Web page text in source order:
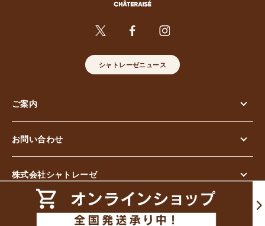
シャトレーゼニュース
ご案内
お問い合わせ
株式会社シャトレーゼ
© Chateraise Co.,Ltd. All Rights Reserved.